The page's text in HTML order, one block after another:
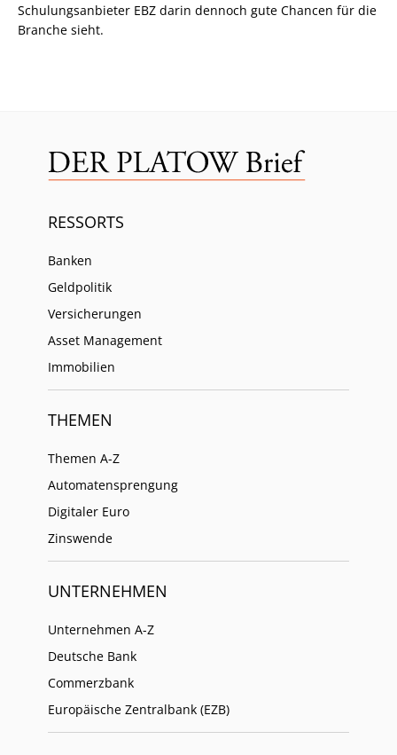
Schulungsanbieter EBZ darin dennoch gute Chancen für die
Branche sieht.
RESSORTS
Banken
Geldpolitik
Versicherungen
Asset Management
Immobilien
THEMEN
Themen A-Z
Automatensprengung
Digitaler Euro
Zinswende
UNTERNEHMEN
Unternehmen A-Z
Deutsche Bank
Commerzbank
Europäische Zentralbank (EZB)